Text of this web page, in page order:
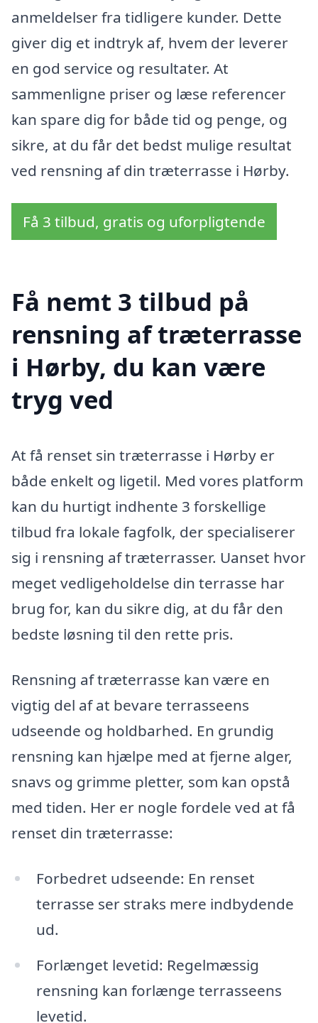
anmeldelser fra tidligere kunder. Dette
giver dig et indtryk af, hvem der leverer
en god service og resultater. At
sammenligne priser og læse referencer
kan spare dig for både tid og penge, og
sikre, at du får det bedst mulige resultat
ved rensning af din træterrasse i Hørby.
Få 3 tilbud, gratis og uforpligtende
Få nemt 3 tilbud på
rensning af træterrasse
i Hørby, du kan være
tryg ved
At få renset sin træterrasse i Hørby er
både enkelt og ligetil. Med vores platform
kan du hurtigt indhente 3 forskellige
tilbud fra lokale fagfolk, der specialiserer
sig i rensning af træterrasser. Uanset hvor
meget vedligeholdelse din terrasse har
brug for, kan du sikre dig, at du får den
bedste løsning til den rette pris.
Rensning af træterrasse kan være en
vigtig del af at bevare terrasseens
udseende og holdbarhed. En grundig
rensning kan hjælpe med at fjerne alger,
snavs og grimme pletter, som kan opstå
med tiden. Her er nogle fordele ved at få
renset din træterrasse:
Forbedret udseende: En renset
terrasse ser straks mere indbydende
ud.
Forlænget levetid: Regelmæssig
rensning kan forlænge terrasseens
levetid.